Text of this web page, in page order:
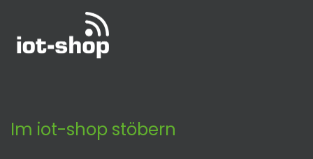
Im iot-shop stöbern